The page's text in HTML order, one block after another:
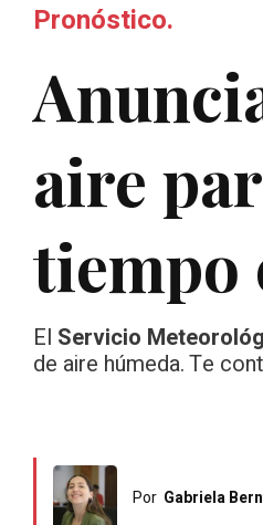
Pronóstico.
aire
tiempo
El Servicio
de aire húmeda. Te
Por Gabriela